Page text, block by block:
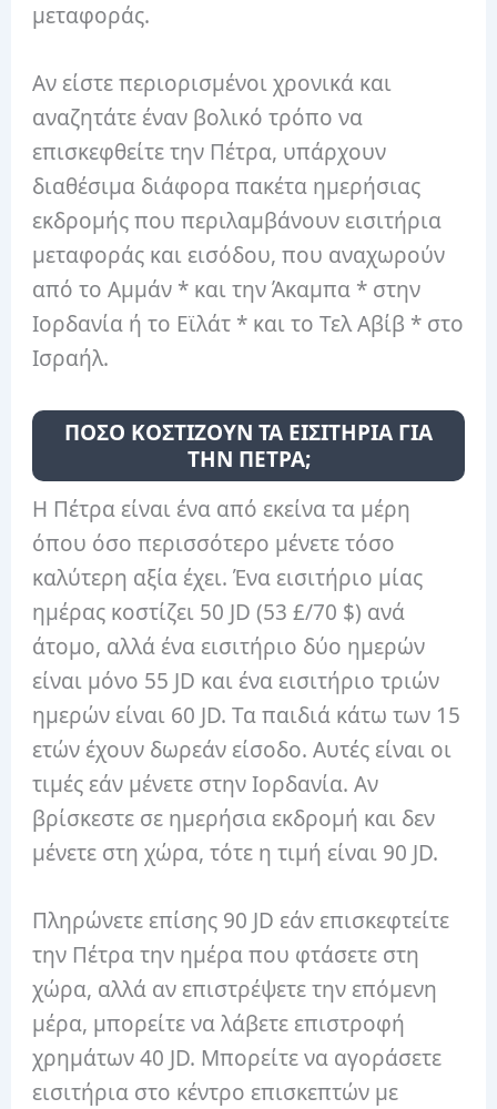
μεταφοράς.
Αν είστε περιορισμένοι χρονικά και
αναζητάτε έναν βολικό τρόπο να
επισκεφθείτε την Πέτρα, υπάρχουν
διαθέσιμα διάφορα πακέτα ημερήσιας
εκδρομής που περιλαμβάνουν εισιτήρια
μεταφοράς και εισόδου, που αναχωρούν
από το Αμμάν * και την Άκαμπα * στην
Ιορδανία ή το Εϊλάτ * και το Τελ Αβίβ * στο
Ισραήλ.
ΠΟΣΟ ΚΟΣΤΙΖΟΥΝ ΤΑ ΕΙΣΙΤΗΡΙΑ ΓΙΑ
ΤΗΝ ΠΕΤΡΑ;
Η Πέτρα είναι ένα από εκείνα τα μέρη
όπου όσο περισσότερο μένετε τόσο
καλύτερη αξία έχει. Ένα εισιτήριο μίας
ημέρας κοστίζει 50 JD (53 £/70 $) ανά
άτομο, αλλά ένα εισιτήριο δύο ημερών
είναι μόνο 55 JD και ένα εισιτήριο τριών
ημερών είναι 60 JD. Τα παιδιά κάτω των 15
ετών έχουν δωρεάν είσοδο. Αυτές είναι οι
τιμές εάν μένετε στην Ιορδανία. Αν
βρίσκεστε σε ημερήσια εκδρομή και δεν
μένετε στη χώρα, τότε η τιμή είναι 90 JD.
Πληρώνετε επίσης 90 JD εάν επισκεφτείτε
την Πέτρα την ημέρα που φτάσετε στη
χώρα, αλλά αν επιστρέψετε την επόμενη
μέρα, μπορείτε να λάβετε επιστροφή
χρημάτων 40 JD. Μπορείτε να αγοράσετε
εισιτήρια στο κέντρο επισκεπτών με